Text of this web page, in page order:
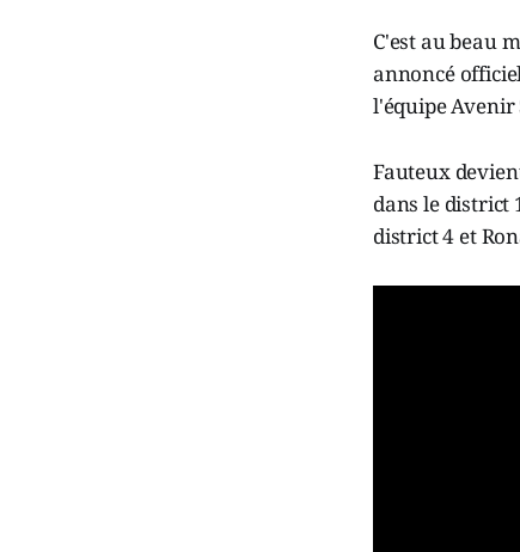
C'est au beau
annoncé
l'équipe Avenir
Fauteux
dans le district
district 4 et